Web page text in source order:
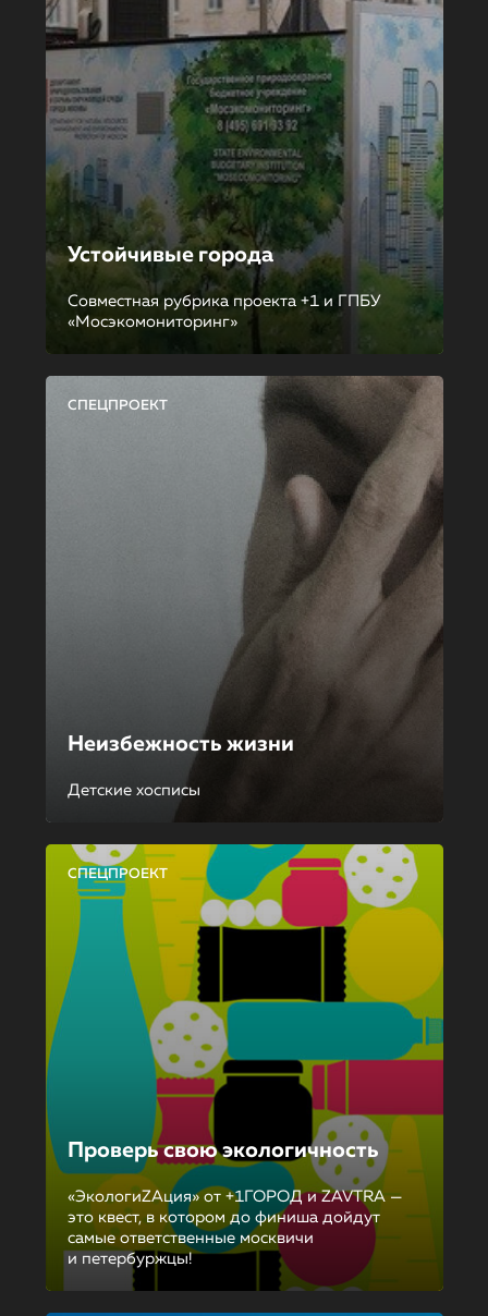
Устойчивые города
Совместная рубрика проекта +1 и ГПБУ
«Мосэкомониторинг»
СПЕЦПРОЕКТ
Неизбежность жизни
Детские хосписы
СПЕЦПРОЕКТ
Проверь свою экологичность
«ЭкологиZAция» от +1ГОРОД и ZAVTRA —
это квест, в котором до финиша дойдут
самые ответственные москвичи
и петербуржцы!